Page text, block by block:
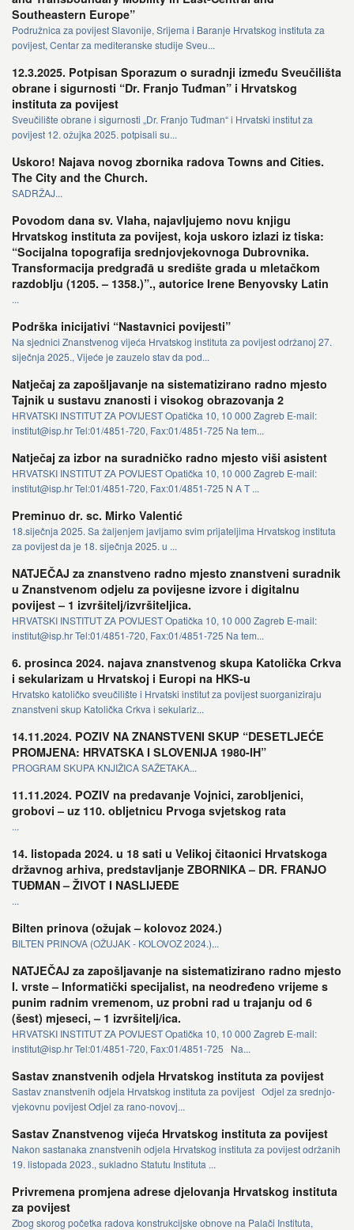
Southeastern Europe”
Podružnica za povijest Slavonije, Srijema i Baranje Hrvatskog instituta za
povijest, Centar za mediteranske studije Sveu...
12.3.2025. Potpisan Sporazum o suradnji između Sveučilišta
obrane i sigurnosti “Dr. Franjo Tuđman” i Hrvatskog
instituta za povijest
Sveučilište obrane i sigurnosti „Dr. Franjo Tuđman“ i Hrvatski institut za
povijest 12. ožujka 2025. potpisali su...
Uskoro! Najava novog zbornika radova Towns and Cities.
The City and the Church.
SADRŽAJ...
Povodom dana sv. Vlaha, najavljujemo novu knjigu
Hrvatskog instituta za povijest, koja uskoro izlazi iz tiska:
“Socijalna topografija srednjovjekovnoga Dubrovnika.
Transformacija predgrađā u središte grada u mletačkom
razdoblju (1205. – 1358.)”., autorice Irene Benyovsky Latin
...
Podrška inicijativi “Nastavnici povijesti”
Na sjednici Znanstvenog vijeća Hrvatskog instituta za povijest održanoj 27.
siječnja 2025., Vijeće je zauzelo stav da pod...
Natječaj za zapošljavanje na sistematizirano radno mjesto
Tajnik u sustavu znanosti i visokog obrazovanja 2
HRVATSKI INSTITUT ZA POVIJEST Opatička 10, 10 000 Zagreb E-mail:
institut@isp.hr Tel:01/4851-720, Fax:01/4851-725 Na tem...
Natječaj za izbor na suradničko radno mjesto viši asistent
HRVATSKI INSTITUT ZA POVIJEST Opatička 10, 10 000 Zagreb E-mail:
institut@isp.hr Tel:01/4851-720, Fax:01/4851-725 N A T ...
Preminuo dr. sc. Mirko Valentić
18.siječnja 2025. Sa žaljenjem javljamo svim prijateljima Hrvatskog instituta
za povijest da je 18. siječnja 2025. u ...
NATJEČAJ za znanstveno radno mjesto znanstveni suradnik
u Znanstvenom odjelu za povijesne izvore i digitalnu
povijest – 1 izvršitelj/izvršiteljica.
HRVATSKI INSTITUT ZA POVIJEST Opatička 10, 10 000 Zagreb E-mail:
institut@isp.hr Tel:01/4851-720, Fax:01/4851-725 Na tem...
6. prosinca 2024. najava znanstvenog skupa Katolička Crkva
i sekularizam u Hrvatskoj i Europi na HKS-u
Hrvatsko katoličko sveučilište i Hrvatski institut za povijest suorganiziraju
znanstveni skup Katolička Crkva i sekulariz...
14.11.2024. POZIV NA ZNANSTVENI SKUP “DESETLJEĆE
PROMJENA: HRVATSKA I SLOVENIJA 1980-IH”
PROGRAM SKUPA KNJIŽICA SAŽETAKA...
11.11.2024. POZIV na predavanje Vojnici, zarobljenici,
grobovi – uz 110. obljetnicu Prvoga svjetskog rata
...
14. listopada 2024. u 18 sati u Velikoj čitaonici Hrvatskoga
državnog arhiva, predstavljanje ZBORNIKA – DR. FRANJO
TUĐMAN – ŽIVOT I NASLIJEĐE
...
Bilten prinova (ožujak – kolovoz 2024.)
BILTEN PRINOVA (OŽUJAK - KOLOVOZ 2024.)...
NATJEČAJ za zapošljavanje na sistematizirano radno mjesto
I. vrste – Informatički specijalist, na neodređeno vrijeme s
punim radnim vremenom, uz probni rad u trajanju od 6
(šest) mjeseci, – 1 izvršitelj/ica.
HRVATSKI INSTITUT ZA POVIJEST Opatička 10, 10 000 Zagreb E-mail:
institut@isp.hr Tel:01/4851-720, Fax:01/4851-725 Na...
Sastav znanstvenih odjela Hrvatskog instituta za povijest
Sastav znanstvenih odjela Hrvatskog instituta za povijest Odjel za srednjo-
vjekovnu povijest Odjel za rano-novovj...
Sastav Znanstvenog vijeća Hrvatskog instituta za povijest
Nakon sastanaka znanstvenih odjela Hrvatskog instituta za povijest održanih
19. listopada 2023., sukladno Statutu Instituta ...
Privremena promjena adrese djelovanja Hrvatskog instituta
za povijest
Zbog skorog početka radova konstrukcijske obnove na Palači Instituta,